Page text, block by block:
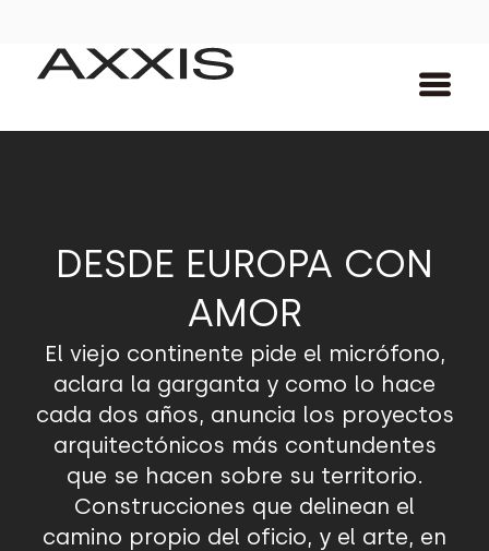
DESDE EUROPA CON
AMOR
El viejo continente pide el micrófono,
aclara la garganta y como lo hace
cada dos años, anuncia los proyectos
arquitectónicos más contundentes
que se hacen sobre su territorio.
Construcciones que delinean el
camino propio del oficio, y el arte, en